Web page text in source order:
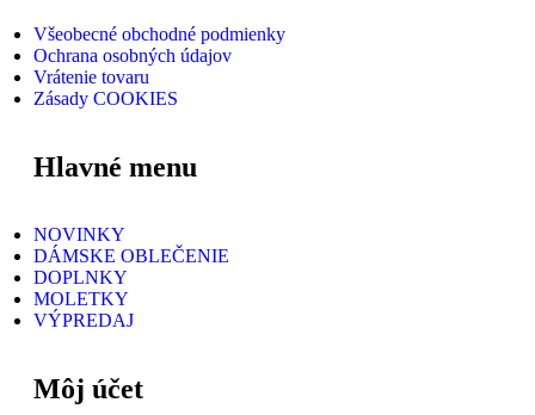
Všeobecné obchodné podmienky
Ochrana osobných údajov
Vrátenie tovaru
Zásady COOKIES
Hlavné menu
NOVINKY
DÁMSKE OBLEČENIE
DOPLNKY
MOLETKY
VÝPREDAJ
Môj účet